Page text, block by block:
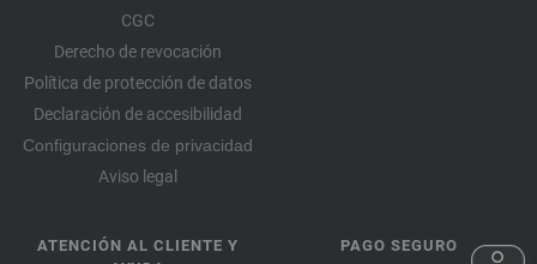
CGC
Derecho de revocación
Política de protección de datos
Declaración de accesibilidad
Configuraciones de privacidad
Aviso legal
ATENCIÓN AL CLIENTE Y
PAGO SEGURO